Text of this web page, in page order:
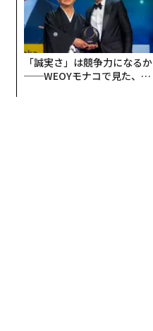
「誠実さ」は競争力になるか
──WEOYモナコで見た、く